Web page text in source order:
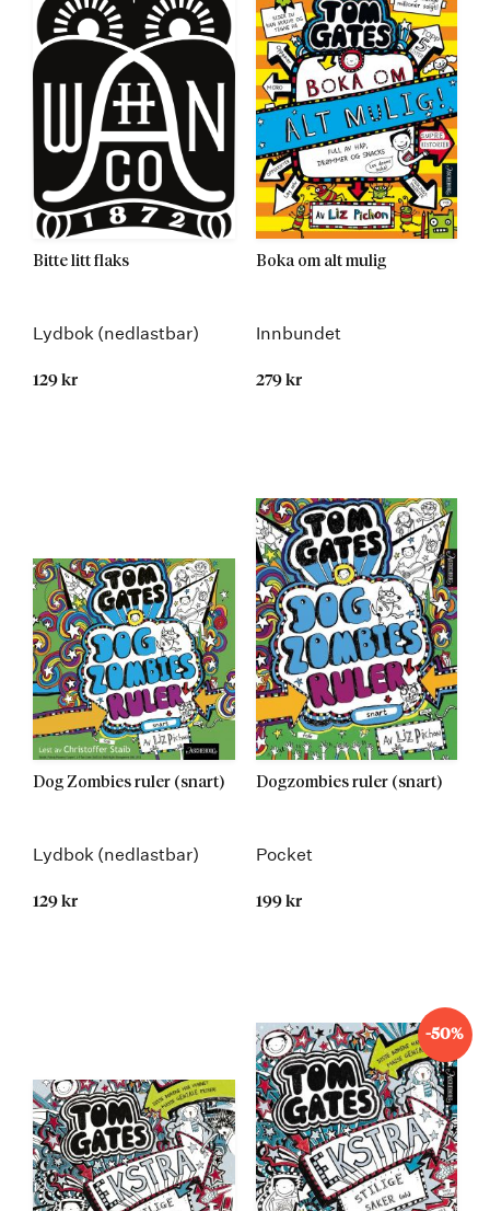
Bitte litt flaks
Lydbok (nedlastbar)
129 kr
Boka om alt mulig
Innbundet
279 kr
Dog Zombies ruler (snart)
Lydbok (nedlastbar)
129 kr
Dogzombies ruler (snart)
Pocket
199 kr
-50%